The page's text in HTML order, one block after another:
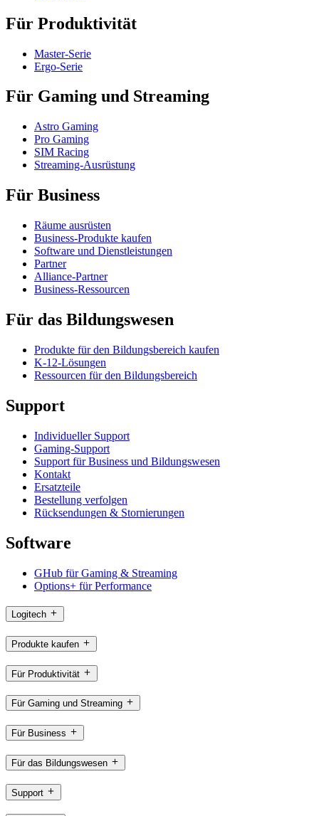
Für Produktivität
Master-Serie
Ergo-Serie
Für Gaming und Streaming
Astro Gaming
Pro Gaming
SIM Racing
Streaming-Ausrüstung
Für Business
Räume ausrüsten
Business-Produkte kaufen
Software und Dienstleistungen
Partner
Alliance-Partner
Business-Ressourcen
Für das Bildungswesen
Produkte für den Bildungsbereich kaufen
K-12-Lösungen
Ressourcen für den Bildungsbereich
Support
Individueller Support
Gaming-Support
Support für Business und Bildungswesen
Kontakt
Ersatzteile
Bestellung verfolgen
Rücksendungen & Stornierungen
Software
GHub für Gaming & Streaming
Options+ für Performance
Logitech
Produkte kaufen
Für Produktivität
Für Gaming und Streaming
Für Business
Für das Bildungswesen
Support